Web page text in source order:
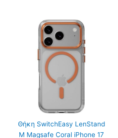
Θήκη SwitchEasy LenStand
M Magsafe Coral iPhone 17